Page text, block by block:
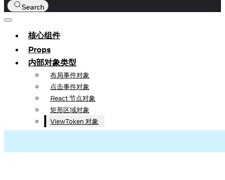
Search
核心组件
Props
内部对象类型
布局事件对象
点击事件对象
React 节点对象
矩形区域对象
ViewToken 对象